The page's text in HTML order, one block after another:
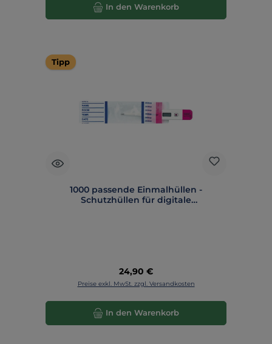
In den Warenkorb
Tipp
1000 passende Einmalhüllen -
Schutzhüllen für digitale
Regulärer Preis:
24,90 €
Preise exkl. MwSt. zzgl. Versandkosten
In den Warenkorb